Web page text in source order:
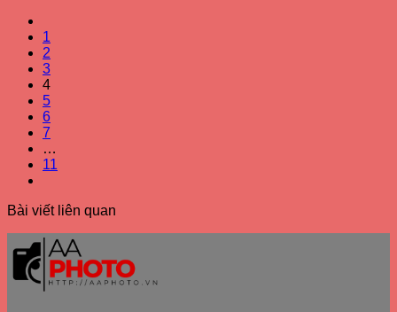
1
2
3
4
5
6
7
…
11
Bài viết liên quan